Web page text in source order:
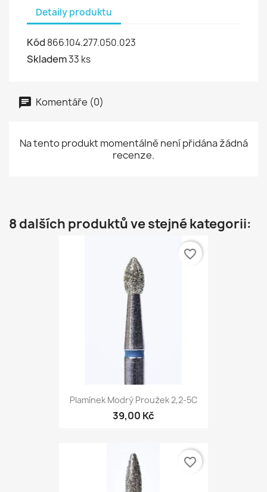
Detaily produktu
Kód 866.104.277.050.023
Skladem33 ks
Komentáře (0)
Na tento produkt momentálně není přidána žádná
recenze.
8 dalších produktů ve stejné kategorii:
Plamínek Modrý Proužek 2,2-5С
39,00 Kč
favorite_border
favorite_border